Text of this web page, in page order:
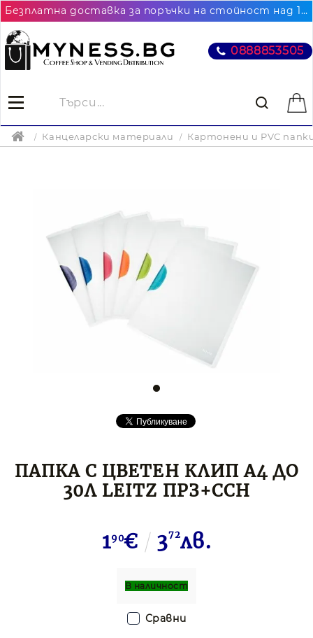
Безплатна доставка за поръчки на стойност над 102.26€ / 200лв. до най-близкия до Вас офис на Еконт
0888853505
Канцеларски материали Картонени и PVC
ПАПКА С ЦВЕТЕН КЛИП A4 ДО
30Л LEITZ ПРЗ+ССН
190€ 372лв.
В наличност
Сравни